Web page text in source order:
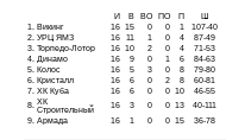
И В ВО ПО П
1.
Викинг 16 15 0 0 1 107-40
2. УРЦ ЯМЗ 16 11 1 0 4 87-49
3. Торпедо-Лотор 16 10 2 0 4 71-53
4.
Динамо 16 9 0 1 6 84-63
5.
Колос 16 5 3 0 8 79-80
6.
Кристалл 16 6 0 2 8 60-81
7. ХК Куба 16 6 0 0 10 46-55
8. ХК
Строительный
16 3 0 0 13 40-111
9. Армада 16 1 0 0 15 36-78